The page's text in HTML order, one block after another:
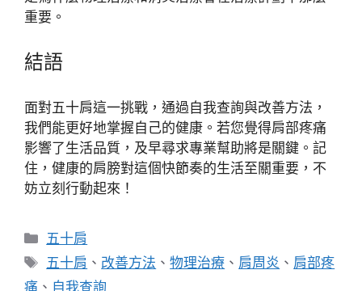
重要。
結語
面對五十肩這一挑戰，通過自我查詢與改善方法，
我們能更好地掌握自己的健康。若您覺得肩部疼痛
影響了生活品質，及早尋求專業幫助將是關鍵。記
住，健康的肩膀對這個快節奏的生活至關重要，不
妨立刻行動起來！
分
類
五十肩
標
籤
五十肩 、 改善方法 、物理治療 、 肩周炎 、 肩部疼
痛 、 自我查詢